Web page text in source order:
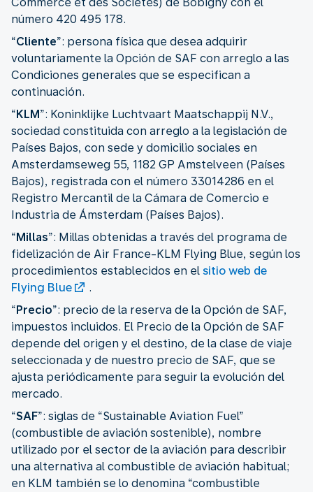
número 420 495 178.
“Cliente”: persona física que desea adquirir
voluntariamente la Opción de SAF con arreglo a las
Condiciones generales que se especifican a
continuación.
“KLM”: Koninklijke Luchtvaart Maatschappij N.V.,
sociedad constituida con arreglo a la legislación de
Países Bajos, con sede y domicilio sociales en
Amsterdamseweg 55, 1182 GP Amstelveen (Países
Bajos), registrada con el número 33014286 en el
Registro Mercantil de la Cámara de Comercio e
Industria de Ámsterdam (Países Bajos).
“Millas”: Millas obtenidas a través del programa de
fidelización de Air France-KLM Flying Blue, según los
procedimientos establecidos en el sitio web de
Flying Blue
.
“Precio”: precio de la reserva de la Opción de SAF,
impuestos incluidos. El Precio de la Opción de SAF
depende del origen y el destino, de la clase de viaje
seleccionada y de nuestro precio de SAF, que se
ajusta periódicamente para seguir la evolución del
mercado.
“SAF”: siglas de “Sustainable Aviation Fuel”
(combustible de aviación sostenible), nombre
utilizado por el sector de la aviación para describir
una alternativa al combustible de aviación habitual;
en KLM también se lo denomina “combustible